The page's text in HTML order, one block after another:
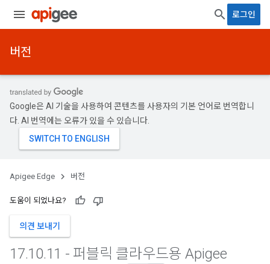
로그인
버전
Google은 AI 기술을 사용하여 콘텐츠를 사용자의 기본 언어로 번역합니
다. AI 번역에는 오류가 있을 수 있습니다.
Apigee Edge 버전
도움이 되었나요?
의견 보내기
17.10.11 - 퍼블릭 클라우드용 Apigee